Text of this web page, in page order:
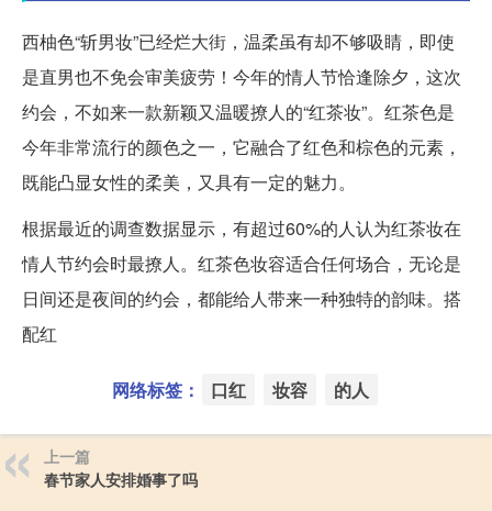
西柚色“斩男妆”已经烂大街，温柔虽有却不够吸睛，即使
是直男也不免会审美疲劳！今年的情人节恰逢除夕，这次
约会，不如来一款新颖又温暖撩人的“红茶妆”。红茶色是
今年非常流行的颜色之一，它融合了红色和棕色的元素，
既能凸显女性的柔美，又具有一定的魅力。
根据最近的调查数据显示，有超过60%的人认为红茶妆在
情人节约会时最撩人。红茶色妆容适合任何场合，无论是
日间还是夜间的约会，都能给人带来一种独特的韵味。搭
配红
网络标签： 口红 妆容 的人
上一篇
春节家人安排婚事了吗